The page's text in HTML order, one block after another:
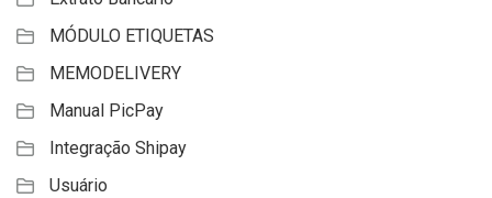
MÓDULO ETIQUETAS
MEMODELIVERY
Manual PicPay
Integração Shipay
Usuário